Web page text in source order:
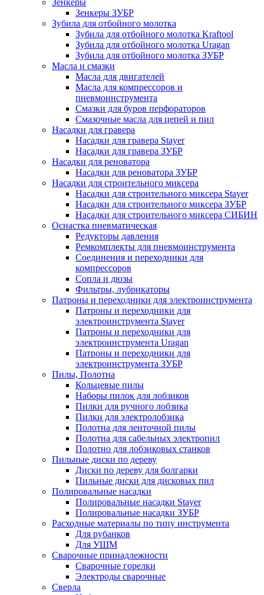
Зенкеры
Зенкеры ЗУБР
Зубила для отбойного молотка
Зубила для отбойного молотка Kraftool
Зубила для отбойного молотка Uragan
Зубила для отбойного молотка ЗУБР
Масла и смазки
Масла для двигателей
Масла для компрессоров и
пневмоинструмента
Смазки для буров перфораторов
Смазочные масла для цепей и пил
Насадки для гравера
Насадки для гравера Stayer
Насадки для гравера ЗУБР
Насадки для реноватора
Насадки для реноватора ЗУБР
Насадки для строительного миксера
Насадки для строительного миксера Stayer
Насадки для строительного миксера ЗУБР
Насадки для строительного миксера СИБИН
Оснастка пневматическая
Редукторы давления
Ремкомплекты для пневмоинструмента
Соединения и переходники для
компрессоров
Сопла и дюзы
Фильтры, лубрикаторы
Патроны и переходники для электроинструмента
Патроны и переходники для
электроинструмента Stayer
Патроны и переходники для
электроинструмента Uragan
Патроны и переходники для
электроинструмента ЗУБР
Пилы, Полотна
Кольцевые пилы
Наборы пилок для лобзиков
Пилки для ручного лобзика
Пилки для электролобзика
Полотна для ленточной пилы
Полотна для сабельных электропил
Полотно для лобзиковых станков
Пильные диски по дереву
Диски по дереву для болгарки
Пильные диски для дисковых пил
Полировальные насадки
Полировальные насадки Stayer
Полировальные насадки ЗУБР
Расходные материалы по типу инструмента
Для рубанков
Для УШМ
Сварочные принадлежности
Сварочные горелки
Электроды сварочные
Сверла